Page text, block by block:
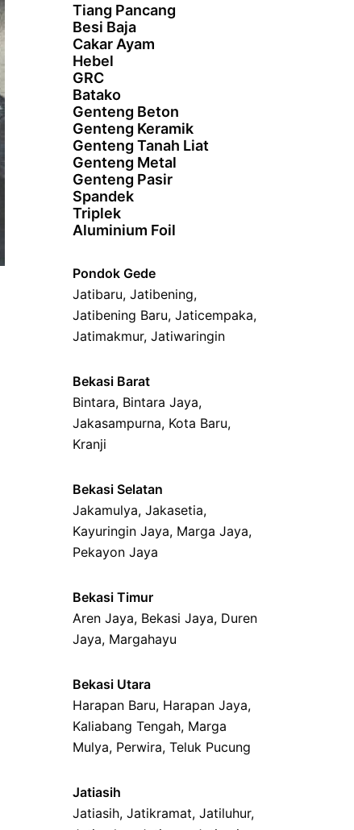
Tiang Pancang
Besi Baja
Cakar Ayam
Hebel
GRC
Batako
Genteng Beton
Genteng Keramik
Genteng Tanah Liat
Genteng Metal
Genteng Pasir
Spandek
Triplek
Aluminium Foil
Pondok Gede
Jatibaru, Jatibening,
Jatibening Baru, Jaticempaka,
Jatimakmur, Jatiwaringin
Bekasi Barat
Bintara, Bintara Jaya,
Jakasampurna, Kota Baru,
Kranji
Bekasi Selatan
Jakamulya, Jakasetia,
Kayuringin Jaya, Marga Jaya,
Pekayon Jaya
Bekasi Timur
Aren Jaya, Bekasi Jaya, Duren
Jaya, Margahayu
Bekasi Utara
Harapan Baru, Harapan Jaya,
Kaliabang Tengah, Marga
Mulya, Perwira, Teluk Pucung
Jatiasih
Jatiasih, Jatikramat, Jatiluhur,